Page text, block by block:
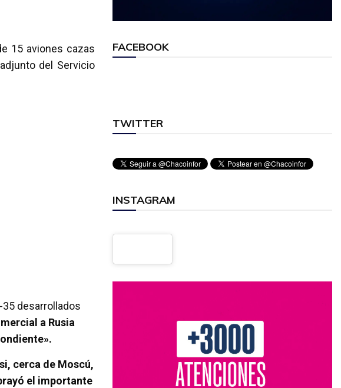
15 aviones cazas
del Servicio
desarrollados
a Rusia
cerca de Moscú,
el importante
FACEBOOK
TWITTER
INSTAGRAM